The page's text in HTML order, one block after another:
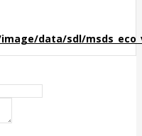
data/sdl/